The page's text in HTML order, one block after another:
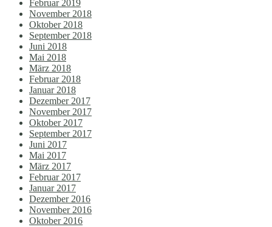
Februar 2019
November 2018
Oktober 2018
September 2018
Juni 2018
Mai 2018
März 2018
Februar 2018
Januar 2018
Dezember 2017
November 2017
Oktober 2017
September 2017
Juni 2017
Mai 2017
März 2017
Februar 2017
Januar 2017
Dezember 2016
November 2016
Oktober 2016